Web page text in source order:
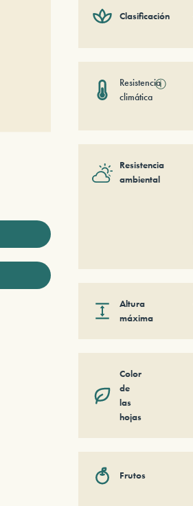
Clasificación
Resistencia
climática
ⓘ
Resistencia
ambiental
Altura
máxima
Color
de
las
hojas
Frutos